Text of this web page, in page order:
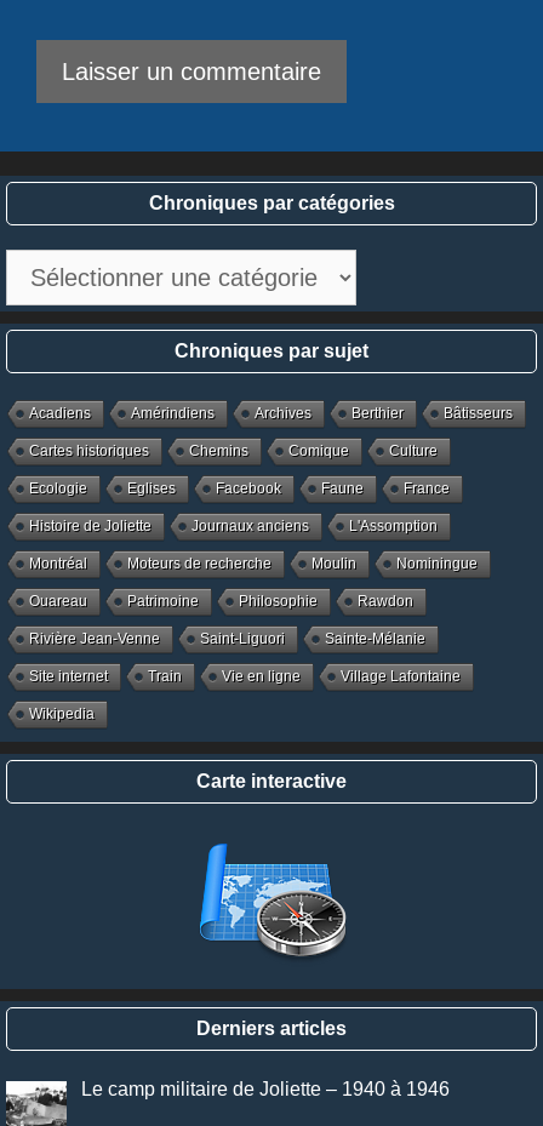
Chroniques par catégories
catégories
Chroniques par sujet
Acadiens Amérindiens Archives Berthier Bâtisseurs
Cartes historiques Chemins Comique Culture
Ecologie Eglises Facebook Faune France
Histoire de Joliette Journaux anciens L'Assomption
Montréal Moteurs de recherche Moulin Nominingue
Ouareau Patrimoine Philosophie Rawdon
Rivière Jean-Venne Saint-Liguori Sainte-Mélanie
Site internet Train Vie en ligne Village Lafontaine
Wikipedia
Carte interactive
Derniers articles
Le camp militaire de Joliette – 1940 à 1946